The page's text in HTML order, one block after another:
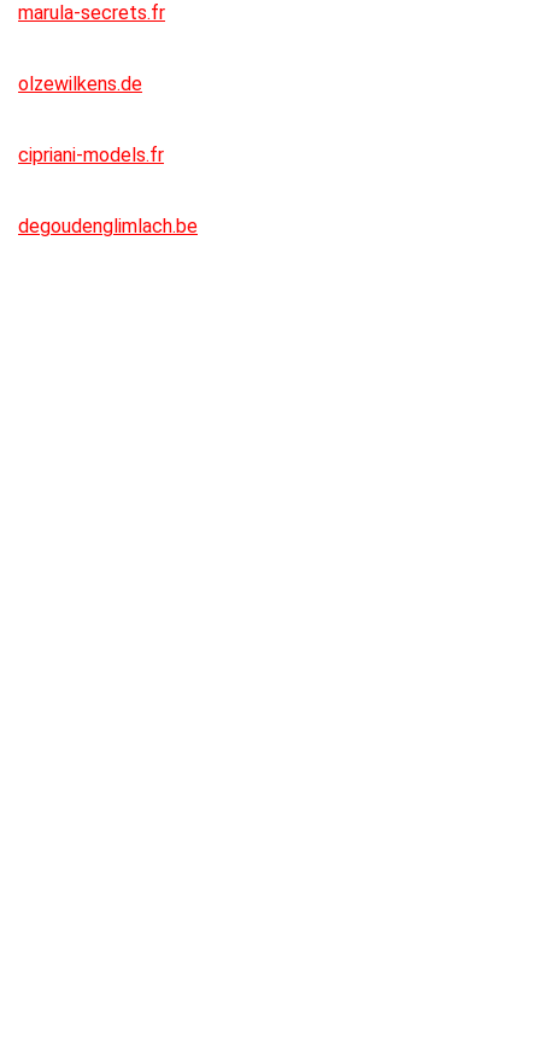
marula-secrets.fr
olzewilkens.de
cipriani-models.fr
degoudenglimlach.be